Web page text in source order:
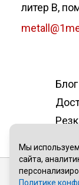
литер В,
Блог
Публичная
Мы
сайта,
Политике